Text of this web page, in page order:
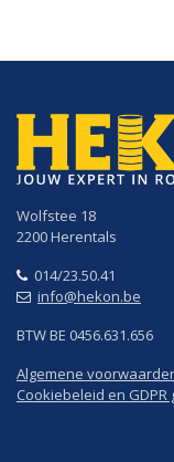
Wolfstee 18
2200 Herentals
014/23.50.41
info@hekon.be
BTW BE 0456.631.656
Algemene
Cookiebeleid en